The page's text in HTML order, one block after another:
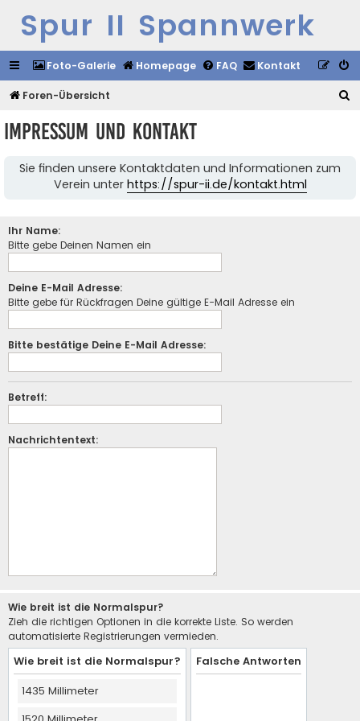
Spur II Spannwerk
Foto-Galerie Homepage FAQ Kontakt
Foren-Übersicht
Impressum und Kontakt
Sie finden unsere Kontaktdaten und Informationen zum
Verein unter https://spur-ii.de/kontakt.html
Ihr Name:
Bitte gebe Deinen Namen ein
Deine E-Mail Adresse:
Bitte gebe für Rückfragen Deine gültige E-Mail Adresse ein
Bitte bestätige Deine E-Mail Adresse:
Betreff:
Nachrichtentext:
Wie breit ist die Normalspur?
Zieh die richtigen Optionen in die korrekte Liste. So werden
automatisierte Registrierungen vermieden.
Wie breit ist die Normalspur?
1435 Millimeter
Falsche Antworten